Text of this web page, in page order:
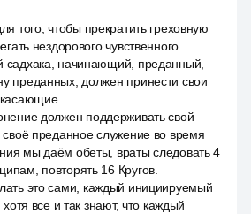
того, чтобы прекратить греховную
нездорового чувственного
садхака, начинающий, преданный,
преданных, должен принести свои
должен поддерживать свой
своё преданное служение во время
мы даём обеты, враты следовать 4
повторять 16 Кругов.
это сами, каждый инициируемый
все и так знают, что каждый